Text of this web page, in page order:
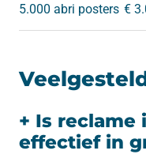
5.000 abri posters €
+ Is reclame
effectief in